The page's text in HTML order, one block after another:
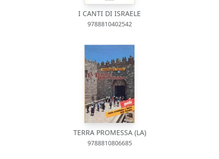
I CANTI DI ISRAELE
9788810402542
TERRA PROMESSA (LA)
9788810806685